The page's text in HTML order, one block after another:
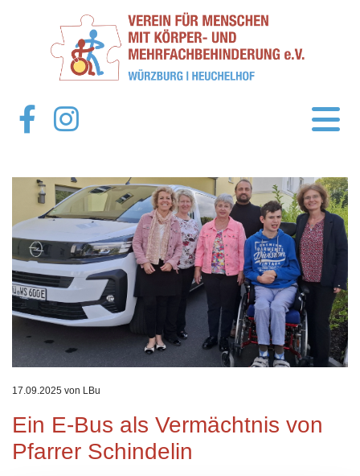
17.09.2025 von LBu
Ein E-Bus als Vermächtnis von
Pfarrer Schindelin